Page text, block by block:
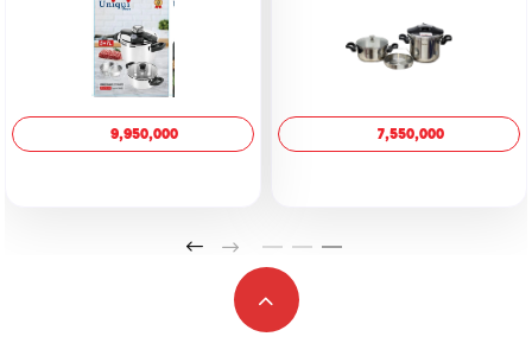
– توان مصرفی: 860 وات
– نوع کنترل پنل: لمسی
– صفحه نمایشگر: دیجیتال
– عملکرد چندگانه: این پلوپز دارای 16 نوع عملکرد است که شامل پخت برنج،
بخارپزی، سرخ‌کردن، پخت کیک، تهیه خورشت و سبزیجات می‌شود. این تنوع
7,550,000
9,950,000